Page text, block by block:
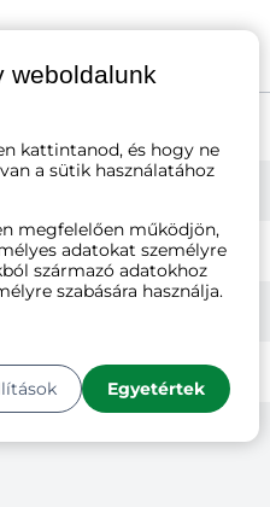
weboldalunk
kattintanod, és hogy ne
a sütik használatához
megfelelően működjön,
adatokat személyre
származó adatokhoz
szabására használja.
Egyetértek